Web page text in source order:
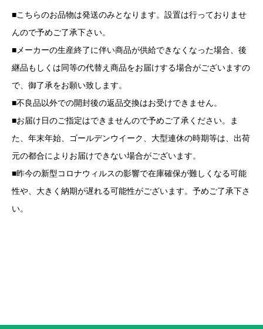
■こちらのお品物は発送のみとなります。設置は行っておりませ
んので予めご了承下さい。
■メーカーの生産終了に伴い商品が供給できなくなった場合、後
継品もしくは同等の代替え商品をお届けする場合がございますの
で、御了承をお願い致します。
■不良品以外での開封後の返品交換はお受けできません。
■お届け日のご指定はできませんので予めご了承ください。ま
た、年末年始、ゴールデンウイーク、大型連休の時期等は、出荷
元の都合によりお届けできない場合がございます。
■昨今の新型コロナウィルスの影響で在庫確保が難しくなる可能
性や、大きく納期が遅れる可能性がございます。予めご了承下さ
い。